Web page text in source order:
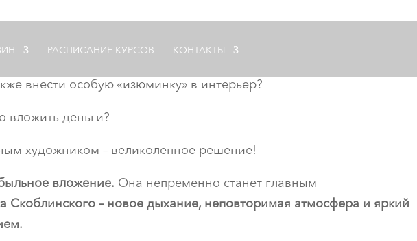
РАСПИСАНИЕ КУРСОВ КОНТАКТЫ
внести особую «изюминку» в интерьер?
вложить деньги?
художником – великолепное решение!
вложение. Она непременно станет главным
Скоблинского – новое дыхание, неповторимая атмосфера и яркий